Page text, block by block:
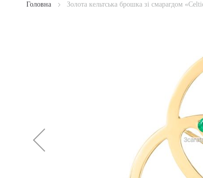
Головна Золота кельтська брошка зі смарагдом